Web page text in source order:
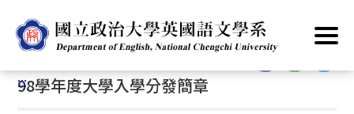
到
主
要
內
首頁 主要業務 招生資訊 / 大學部 大學考試分發
:::
98學年度大學入學分發簡章